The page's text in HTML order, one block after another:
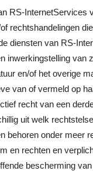
RS-InternetServices
rechtshandelingen
diensten van RS-
inwerkingstelling van
en/of het overige
van of vermeld op
recht van een
uit welk
behoren onder meer
en rechten en
bescherming